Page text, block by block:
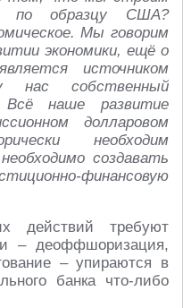
по образцу США?
Мы говорим
экономики, ещё о
источником
собственный
Всё наше развитие
долларовом
необходим
создавать
финансовую
действий требуют
– деоффшоризация,
– упираются в
банка что-либо